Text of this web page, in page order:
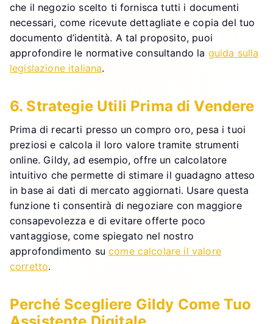
che il negozio scelto ti fornisca tutti i documenti
necessari, come ricevute dettagliate e copia del tuo
documento d’identità. A tal proposito, puoi
approfondire le normative consultando la guida sulla
legislazione italiana.
6. Strategie Utili Prima di Vendere
Prima di recarti presso un compro oro, pesa i tuoi
preziosi e calcola il loro valore tramite strumenti
online. Gildy, ad esempio, offre un calcolatore
intuitivo che permette di stimare il guadagno atteso
in base ai dati di mercato aggiornati. Usare questa
funzione ti consentirà di negoziare con maggiore
consapevolezza e di evitare offerte poco
vantaggiose, come spiegato nel nostro
approfondimento sucome calcolare il valore
corretto.
Perché Scegliere Gildy Come Tuo